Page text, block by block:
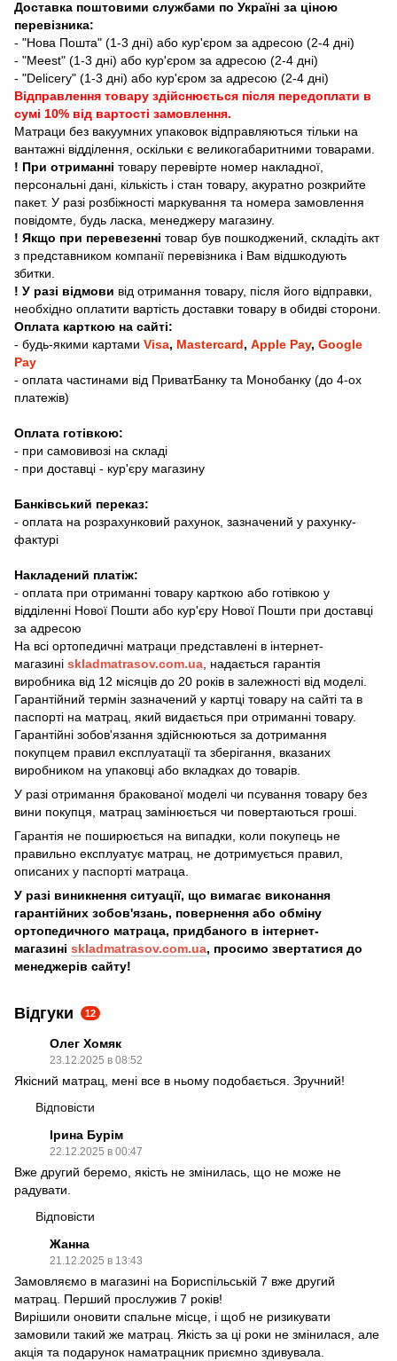
Доставка поштовими службами по Україні за ціною
перевізника:
- "Нова Пошта" (1-3 дні) або кур'єром за адресою (2-4 дні)
- "Meest" (1-3 дні) або кур'єром за адресою (2-4 дні)
- "Delicery" (1-3 дні) або кур'єром за адресою (2-4 дні)
Відправлення товару здійснюється після передоплати в
сумі 10% від вартості замовлення.
Матраци без вакуумних упаковок відправляються тільки на
вантажні відділення, оскільки є великогабаритними товарами.
! При отриманні товару перевірте номер накладної,
персональні дані, кількість і стан товару, акуратно розкрийте
пакет. У разі розбіжності маркування та номера замовлення
повідомте, будь ласка, менеджеру магазину.
! Якщо при перевезенні товар був пошкоджений, складіть акт
з представником компанії перевізника і Вам відшкодують
збитки.
! У разі відмови від отримання товару, після його відправки,
необхідно оплатити вартість доставки товару в обидві сторони.
Оплата карткою на сайті:
- будь-якими картами Visa, Mastercard, Apple Pay, Google
Pay
- оплата частинами від ПриватБанку та Монобанку (до 4-ох
платежів)
Оплата готівкою:
- при самовивозі на складі
- при доставці - кур'єру магазину
Банківський переказ:
- оплата на розрахунковий рахунок, зазначений у рахунку-
фактурі
Накладений платіж:
- оплата при отриманні товару карткою або готівкою у
відділенні Нової Пошти або кур'єру Нової Пошти при доставці
за адресою
На всі ортопедичні матраци представлені в інтернет-
магазині skladmatrasov.com.ua , надається гарантія
виробника від 12 місяців до 20 років в залежності від моделі.
Гарантійний термін зазначений у картці товару на сайті та в
паспорті на матрац, який видається при отриманні товару.
​​​Гарантійні зобов'язання здійснюються за дотримання
покупцем правил експлуатації та зберігання, вказаних
виробником на упаковці або вкладках до товарів.
У разі отримання бракованої моделі чи псування товару без
вини покупця, матрац замінюється чи повертаються гроші.
Гарантія не поширюється на випадки, коли покупець не
правильно експлуатує матрац, не дотримується правил,
описаних у паспорті матраца.
У разі виникнення ситуації, що вимагає виконання
гарантійних зобов'язань, повернення або обміну
ортопедичного матраца, придбаного в інтернет-
магазині skladmatrasov.com.ua, просимо звертатися до
менеджерів сайту!
Відгуки 12
Олег Хомяк
23.12.2025 в 08:52
Якісний матрац, мені все в ньому подобається. Зручний!
Відповісти
Ірина Бурім
22.12.2025 в 00:47
Вже другий беремо, якість не змінилась, що не може не
радувати.
Відповісти
Жанна
21.12.2025 в 13:43
Замовляємо в магазині на Бориспільській 7 вже другий
матрац. Перший прослужив 7 років!
Вирішили оновити спальне місце, і щоб не ризикувати
замовили такий же матрац. Якість за ці роки не змінилася, але
акція та подарунок наматрацник приємно здивувала.